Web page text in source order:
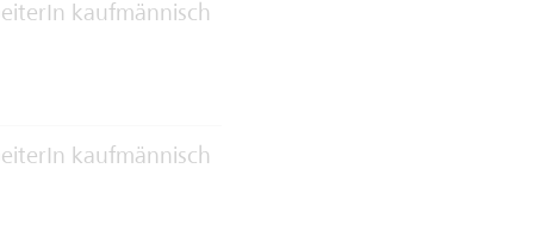
kaufmännisch
kaufmännisch